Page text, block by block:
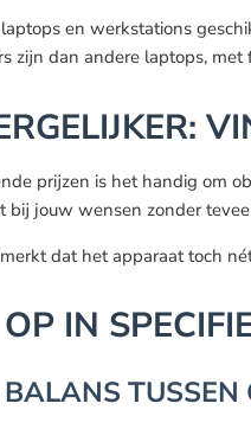
en werkstations
zijn dan andere laptops,
prijzen is het handig om
bij jouw wensen zonder
dat het apparaat toch
IN